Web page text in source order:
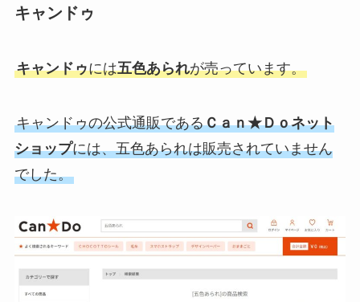
キャンドゥ
キャンドゥには五色あられが売っています。
キャンドゥの公式通販であるＣａｎ★Ｄｏネット
ショップには、五色あられは販売されていません
でした。